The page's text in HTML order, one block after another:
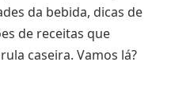
da bebida, dicas de
de receitas que
caseira. Vamos lá?